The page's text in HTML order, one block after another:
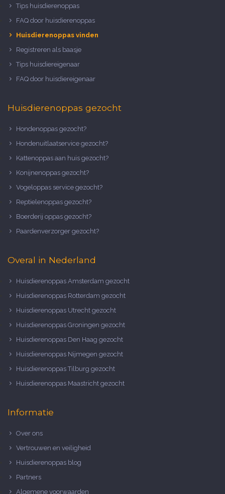
Tips huisdierenoppas
FAQ door huisdierenoppas
Huisdierenoppas vinden
Registreren als baasje
Tips huisdiereigenaar
FAQ door huisdiereigenaar
Huisdierenoppas gezocht
Hondenoppas gezocht?
Hondenuitlaatservice gezocht?
Kattenoppas aan huis gezocht?
Konijnenoppas gezocht?
Vogeloppas service gezocht?
Reptielenoppas gezocht?
Boerderij oppas gezocht?
Paardenverzorger gezocht?
Overal in Nederland
Huisdierenoppas Amsterdam gezocht
Huisdierenoppas Rotterdam gezocht
Huisdierenoppas Utrecht gezocht
Huisdierenoppas Groningen gezocht
Huisdierenoppas Den Haag gezocht
Huisdierenoppas Nijmegen gezocht
Huisdierenoppas Tilburg gezocht
Huisdierenoppas Maastricht gezocht
Informatie
Over ons
Vertrouwen en veiligheid
Huisdierenoppas blog
Partners
Algemene voorwaarden